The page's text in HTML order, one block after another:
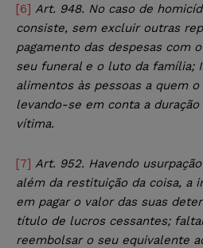
[6] Art. 948. No caso de
consiste, sem excluir outras
pagamento das despesas com
seu funeral e o luto da família;
alimentos às pessoas a quem
levando-se em conta a duração
vítima.
[7] Art. 952. Havendo
além da restituição da coisa, a
em pagar o valor das suas
título de lucros cessantes;
reembolsar o seu equivalente